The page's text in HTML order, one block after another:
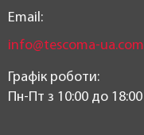
Email:
info@tescoma-ua.com
Графік роботи:
Пн-Пт з 10:00 до 18:00